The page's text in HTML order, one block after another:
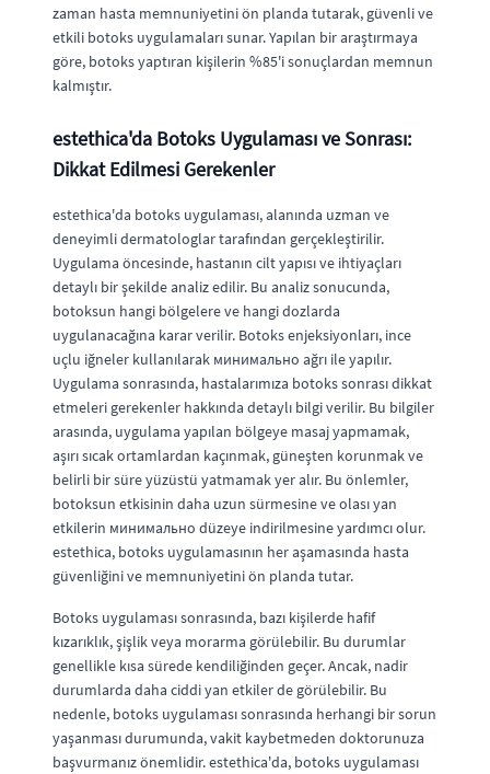
zaman hasta memnuniyetini ön planda tutarak, güvenli ve
etkili botoks uygulamaları sunar. Yapılan bir araştırmaya
göre, botoks yaptıran kişilerin %85'i sonuçlardan memnun
kalmıştır.
estethica'da Botoks Uygulaması ve Sonrası:
Dikkat Edilmesi Gerekenler
estethica'da botoks uygulaması, alanında uzman ve
deneyimli dermatologlar tarafından gerçekleştirilir.
Uygulama öncesinde, hastanın cilt yapısı ve ihtiyaçları
detaylı bir şekilde analiz edilir. Bu analiz sonucunda,
botoksun hangi bölgelere ve hangi dozlarda
uygulanacağına karar verilir. Botoks enjeksiyonları, ince
uçlu iğneler kullanılarak минимально ağrı ile yapılır.
Uygulama sonrasında, hastalarımıza botoks sonrası dikkat
etmeleri gerekenler hakkında detaylı bilgi verilir. Bu bilgiler
arasında, uygulama yapılan bölgeye masaj yapmamak,
aşırı sıcak ortamlardan kaçınmak, güneşten korunmak ve
belirli bir süre yüzüstü yatmamak yer alır. Bu önlemler,
botoksun etkisinin daha uzun sürmesine ve olası yan
etkilerin минимально düzeye indirilmesine yardımcı olur.
estethica, botoks uygulamasının her aşamasında hasta
güvenliğini ve memnuniyetini ön planda tutar.
Botoks uygulaması sonrasında, bazı kişilerde hafif
kızarıklık, şişlik veya morarma görülebilir. Bu durumlar
genellikle kısa sürede kendiliğinden geçer. Ancak, nadir
durumlarda daha ciddi yan etkiler de görülebilir. Bu
nedenle, botoks uygulaması sonrasında herhangi bir sorun
yaşanması durumunda, vakit kaybetmeden doktorunuza
başvurmanız önemlidir. estethica'da, botoks uygulaması